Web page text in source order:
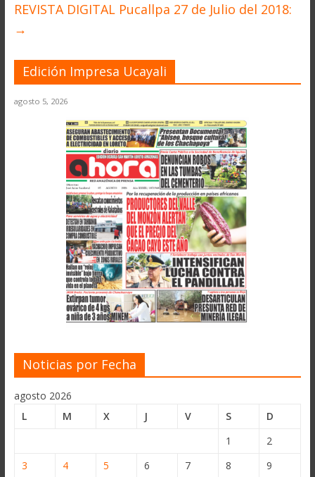
REVISTA DIGITAL Pucallpa 27 de Julio del 2018:
→
Edición Impresa Ucayali
agosto 5, 2026
Noticias por Fecha
agosto 2026
L
M X J V S
D
1
2
3
4 5 6 7 8
9